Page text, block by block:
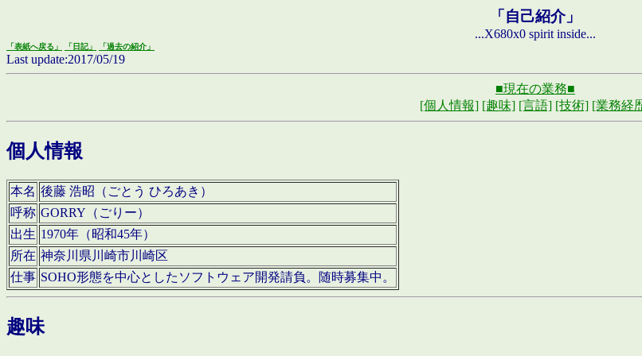
「自己紹介」
...X680x0 spirit inside...
「表紙へ戻る」 「日記」 「過去の紹介」
Last update:2017/05/19
■現在の業務■
[個人情報] [趣味] [言語] [技術] [業務経
個人情報
本名 後藤 浩昭（ごとう ひろあき）
呼称 GORRY（ごりー）
出生 1970年（昭和45年）
所在 神奈川県川崎市川崎区
仕事 SOHO形態を中心としたソフトウェア開発請負。随時募集中。
趣味